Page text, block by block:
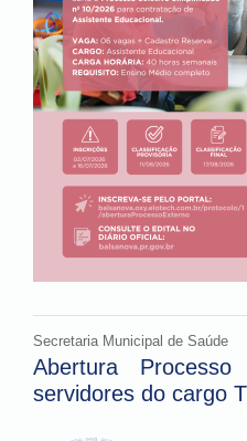
Secretaria Municipal de Saúde
Abertura
servidores do cargo